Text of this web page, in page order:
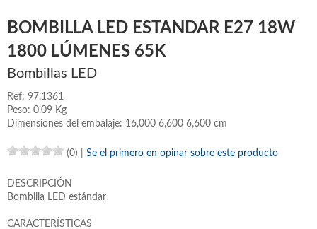
BOMBILLA LED ESTANDAR E27 18W
1800 LÚMENES 65K
Bombillas LED
Ref: 97.1361
Peso: 0.09 Kg
Dimensiones del embalaje: 16,000 6,600 6,600 cm
(0) Se el primero en opinar sobre este producto
DESCRIPCIÓN
Bombilla LED estándar
CARACTERÍSTICAS